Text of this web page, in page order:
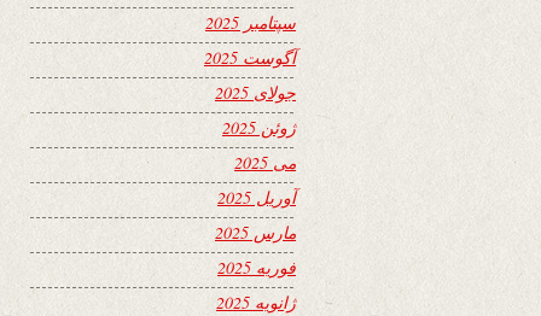
سپتامبر 2025
آگوست 2025
جولای 2025
ژوئن 2025
می 2025
آوریل 2025
مارس 2025
فوریه 2025
ژانویه 2025